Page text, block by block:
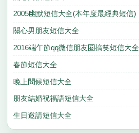
2005幽默短信大全(本年度最經典短信)
關心男朋友短信大全
2016端午節qq微信朋友圈搞笑短信大全
春節短信大全
晚上問候短信大全
朋友結婚祝福語短信大全
生日邀請短信大全